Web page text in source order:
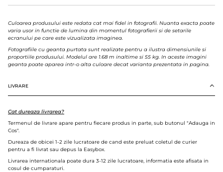
Culoarea produsului este redata cat mai fidel in fotografii. Nuanta exacta poate
varia usor in functie de lumina din momentul fotografierii si de setarile
ecranului pe care este vizualizata imaginea.
Fotografiile cu geanta purtata sunt realizate pentru a ilustra dimensiunile si
proportiile produsului. Modelul are 1.68 m inaltime si 55 kg. In aceste imagini
geanta poate aparea intr-o alta culoare decat varianta prezentata in pagina.
LIVRARE
Cat dureaza livrarea?
Termenul de livrare apare pentru fiecare produs in parte, sub butonul "Adauga in
Cos".
Dureaza de obicei 1-2 zile lucratoare de cand este preluat coletul de curier
pentru a fi livrat sau depus la Easybox.
Livrarea internationala poate dura 3-12 zile lucratoare, informatia este afisata in
cosul de cumparaturi.